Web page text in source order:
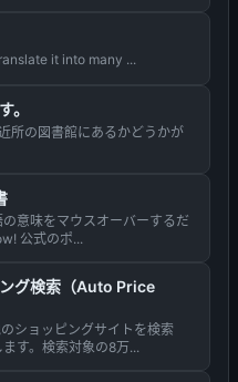
it into many ...
。
所の図書館にあるかどうかが
意味をマウスオーバーするだ
公式のポ...
グ検索（Auto Price
ショッピングサイトを検索
す。検索対象の8万...